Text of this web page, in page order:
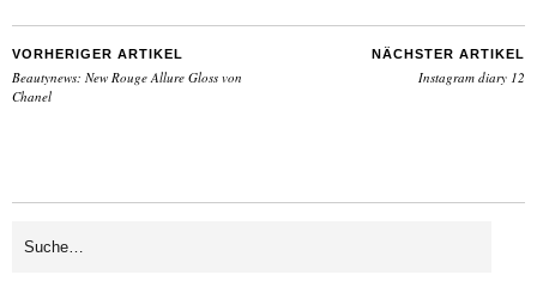
VORHERIGER ARTIKEL
Beautynews: New Rouge Allure Gloss von
Chanel
NÄCHSTER ARTIKEL
Instagram diary 12